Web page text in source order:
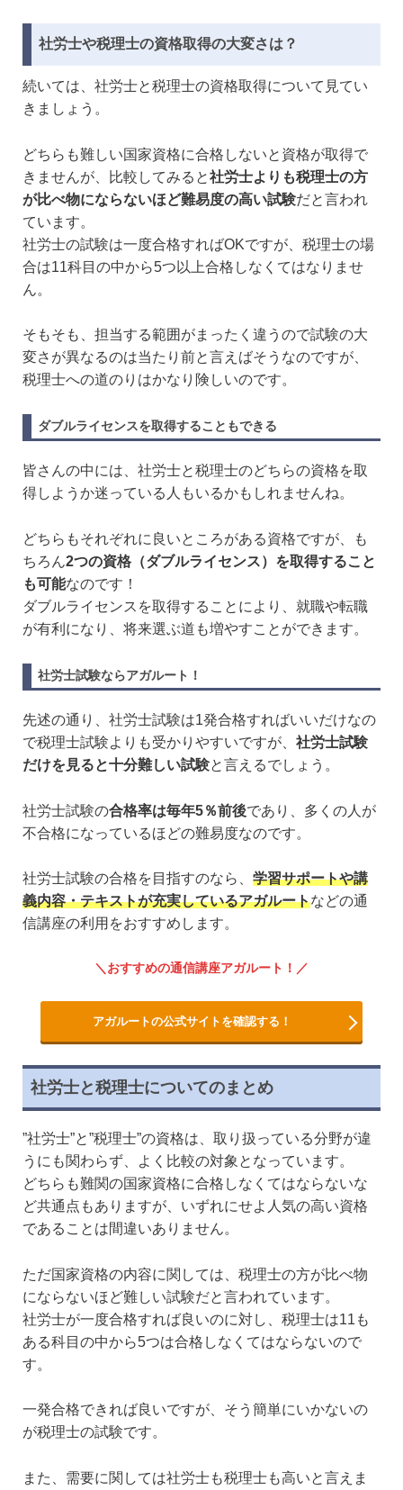
社労士や税理士の資格取得の大変さは？
続いては、社労士と税理士の資格取得について見てい
きましょう。
どちらも難しい国家資格に合格しないと資格が取得で
きませんが、比較してみると社労士よりも税理士の方
が比べ物にならないほど難易度の高い試験だと言われ
ています。
社労士の試験は一度合格すればOKですが、税理士の場
合は11科目の中から5つ以上合格しなくてはなりませ
ん。
そもそも、担当する範囲がまったく違うので試験の大
変さが異なるのは当たり前と言えばそうなのですが、
税理士への道のりはかなり険しいのです。
ダブルライセンスを取得することもできる
皆さんの中には、社労士と税理士のどちらの資格を取
得しようか迷っている人もいるかもしれませんね。
どちらもそれぞれに良いところがある資格ですが、も
ちろん2つの資格（ダブルライセンス）を取得すること
も可能なのです！
ダブルライセンスを取得することにより、就職や転職
が有利になり、将来選ぶ道も増やすことができます。
社労士試験ならアガルート！
先述の通り、社労士試験は1発合格すればいいだけなの
で税理士試験よりも受かりやすいですが、 社労士試験
だけを見ると十分難しい試験と言えるでしょう。
社労士試験の合格率は毎年5％前後であり、多くの人が
不合格になっているほどの難易度なのです。
社労士試験の合格を目指すのなら、 学習サポートや講
義内容・テキストが充実しているアガルートなどの通
信講座の利用をおすすめします。
おすすめの通信講座アガルート！
アガルートの公式サイトを確認する！
社労士と税理士についてのまとめ
”社労士”と”税理士”の資格は、取り扱っている分野が違
うにも関わらず、よく比較の対象となっています。
どちらも難関の国家資格に合格しなくてはならないな
ど共通点もありますが、いずれにせよ人気の高い資格
であることは間違いありません。
ただ国家資格の内容に関しては、税理士の方が比べ物
にならないほど難しい試験だと言われています。
社労士が一度合格すれば良いのに対し、税理士は11も
ある科目の中から5つは合格しなくてはならないので
す。
一発合格できれば良いですが、そう簡単にいかないの
が税理士の試験です。
また、需要に関しては社労士も税理士も高いと言えま